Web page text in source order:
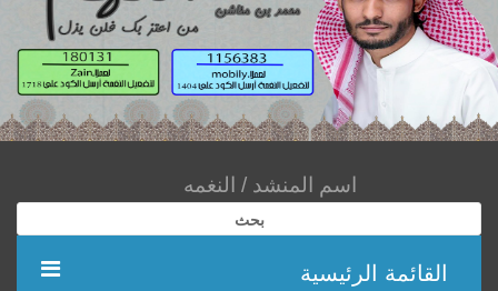
بحث
القائمة الرئيسية